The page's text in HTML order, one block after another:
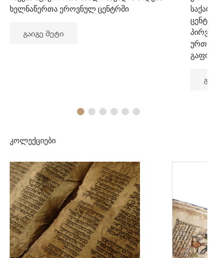
ხელნაწერთა ეროვნულ ცენტრში
გაიგე მეტი
კოლექციები